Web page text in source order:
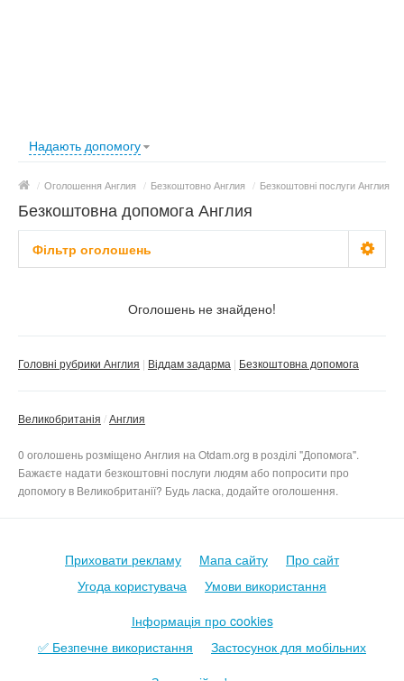
Надають допомогу
/ Оголошення Англия / Безкоштовно Англия / Безкоштовні послуги Англия
Безкоштовна допомога Англия
Фільтр оголошень
Оголошень не знайдено!
Головні рубрики Англия Віддам задарма Безкоштовна допомога
Великобританія Англия
0 оголошень розміщено Англия на Otdam.org в розділі "Допомога".
Бажаєте надати безкоштовні послуги людям або попросити про
допомогу в Великобританії? Будь ласка, додайте оголошення.
Приховати рекламу Мапа сайту
Про сайт
Угода користувача
Умови використання
Інформація про cookies
✅ Безпечне використання
Застосунок для мобільних